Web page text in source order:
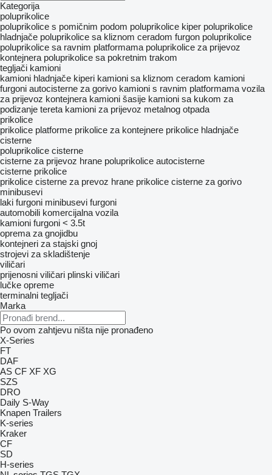
Kategorija
poluprikolice
poluprikolice s pomičnim podom poluprikolice kiper poluprikolice
hladnjače poluprikolice sa kliznom ceradom furgon poluprikolice
poluprikolice sa ravnim platformama poluprikolice za prijevoz
kontejnera poluprikolice sa pokretnim trakom
tegljači kamioni
kamioni hladnjače kiperi kamioni sa kliznom ceradom kamioni
furgoni autocisterne za gorivo kamioni s ravnim platformama vozila
za prijevoz kontejnera kamioni šasije kamioni sa kukom za
podizanje tereta kamioni za prijevoz metalnog otpada
prikolice
prikolice platforme prikolice za kontejnere prikolice hladnjače
cisterne
poluprikolice cisterne
cisterne za prijevoz hrane poluprikolice autocisterne
cisterne prikolice
prikolice cisterne za prevoz hrane prikolice cisterne za gorivo
minibusevi
laki furgoni minibusevi furgoni
automobili komercijalna vozila
kamioni furgoni < 3.5t
oprema za gnojidbu
kontejneri za stajski gnoj
strojevi za skladištenje
viličari
prijenosni viličari plinski viličari
lučke opreme
terminalni tegljači
Marka
Po ovom zahtjevu ništa nije pronađeno
X-Series
FT
DAF
AS CF XF XG
SZS
DRO
Daily S-Way
Knapen Trailers
K-series
Kraker
CF
SD
H-series